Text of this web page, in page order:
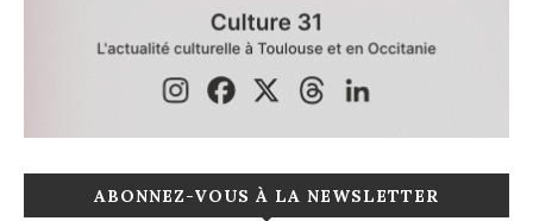
ABONNEZ-VOUS À LA NEWSLETTER